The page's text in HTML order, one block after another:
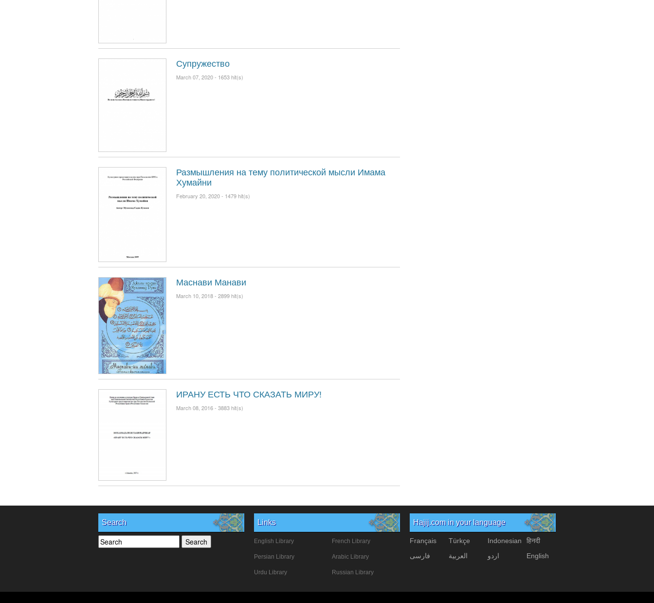
Супружество
March 07, 2020 - 1653 hit(s)
Размышления на тему политической мысли Имама
Хумайни
February 20, 2020 - 1479 hit(s)
Маснави Манави
March 10, 2018 - 2899 hit(s)
ИРАНУ ЕСТЬ ЧТО СКАЗАТЬ МИРУ!
March 08, 2016 - 3883 hit(s)
Search Links
English Library French Library
Persian Library Arabic Library
Urdu Library Russian Library
Hajij.com in your language
Français Türkçe Indonesian
हिनदी
فارسی
العربیة اردو English